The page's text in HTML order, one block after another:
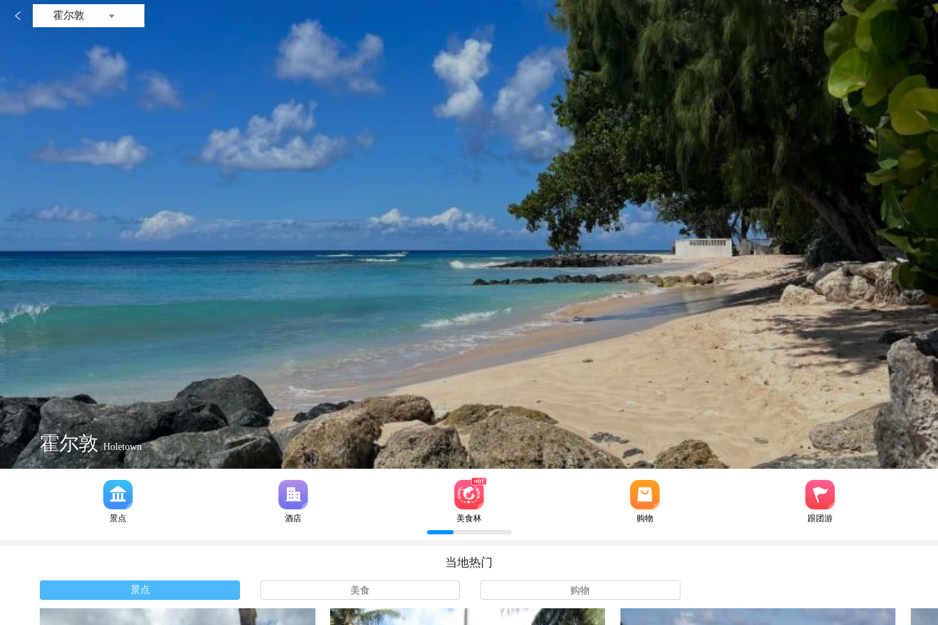
 霍尔敦
霍尔敦Holetown
景点 酒店 美食林 购物 跟团游
当地热门
景点 美食 购物